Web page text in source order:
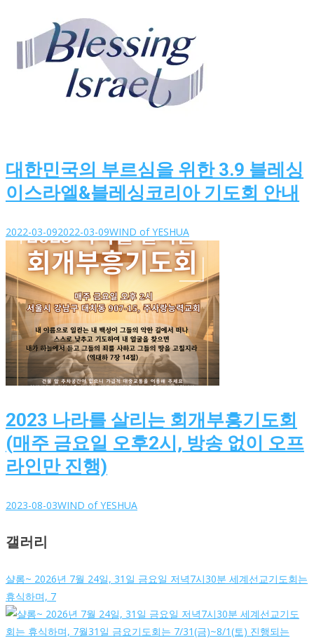
대한민국의 부르심을 위한 3.9 블레싱
이스라엘&블레싱코리아 기도회 안내
2022-03-092022-03-09WIND of YESHUA
2023 나라를 살리는 회개부흥기도회
(매주 금요일 오후2시, 방송 없이 오프
라인만 진행)
2023-08-03WIND of YESHUA
갤러리
샬롬~ 2026년 7월 24일, 31일 금요일 저녁7시30분 세계선교기도회는
휴식하며, 7